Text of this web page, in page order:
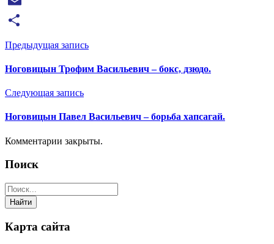
Email
Отправить
Предыдущая запись
Ноговицын Трофим Васильевич – бокс, дзюдо.
Следующая запись
Ноговицын Павел Васильевич – борьба хапсагай.
Комментарии закрыты.
Поиск
Карта сайта